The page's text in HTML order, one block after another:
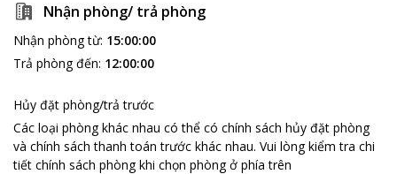
Nhận phòng/ trả phòng
Nhận phòng từ: 15:00:00
Trả phòng đến: 12:00:00
Hủy đặt phòng/trả trước
Các loại phòng khác nhau có thể có chính sách hủy đặt phòng
và chính sách thanh toán trước khác nhau. Vui lòng kiểm tra chi
tiết chính sách phòng khi chọn phòng ở phía trên